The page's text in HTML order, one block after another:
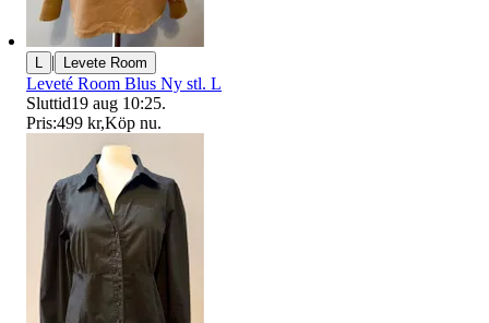
| Levete Room
Leveté Room Blus Ny stl. L
Sluttid19 aug 10:25.
Pris:499 kr,Köp nu.